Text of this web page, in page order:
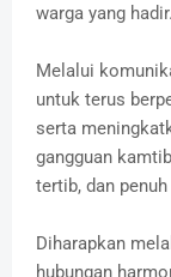
warga yang hadir.
Melalui
untuk terus
serta
gangguan
tertib, dan
Diharapkan
hubungan